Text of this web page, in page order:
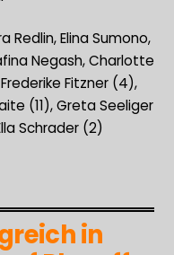
Redlin, Elina Sumono,
Negash, Charlotte
Fitzner (4),
(11), Greta Seeliger
Schrader (2)
in